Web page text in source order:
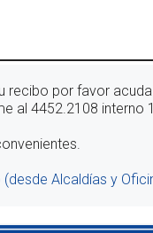
recibo por favor
al 4452.2108 interno
Alcaldías y